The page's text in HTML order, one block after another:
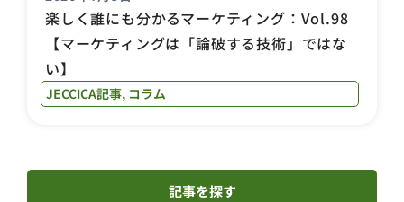
楽しく誰にも分かるマーケティング：Vol.98
【マーケティングは「論破する技術」ではな
い】
JECCICA記事, コラム
記事を探す